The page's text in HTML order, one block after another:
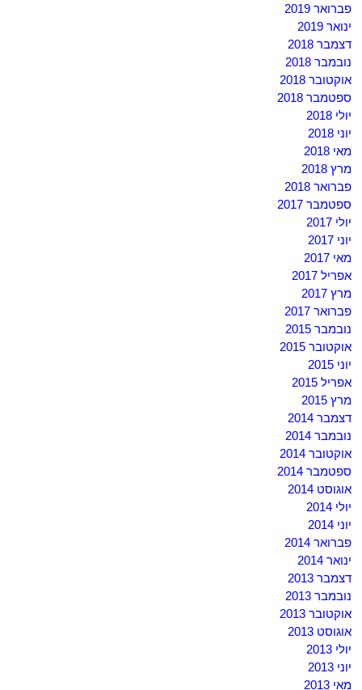
פברואר 2019
ינואר 2019
דצמבר 2018
נובמבר 2018
אוקטובר 2018
ספטמבר 2018
יולי 2018
יוני 2018
מאי 2018
מרץ 2018
פברואר 2018
ספטמבר 2017
יולי 2017
יוני 2017
מאי 2017
אפריל 2017
מרץ 2017
פברואר 2017
נובמבר 2015
אוקטובר 2015
יוני 2015
אפריל 2015
מרץ 2015
דצמבר 2014
נובמבר 2014
אוקטובר 2014
ספטמבר 2014
אוגוסט 2014
יולי 2014
יוני 2014
פברואר 2014
ינואר 2014
דצמבר 2013
נובמבר 2013
אוקטובר 2013
אוגוסט 2013
יולי 2013
יוני 2013
מאי 2013